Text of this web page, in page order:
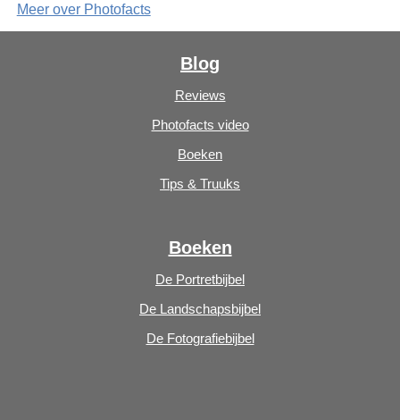
Meer over Photofacts
Blog
Reviews
Photofacts video
Boeken
Tips & Truuks
Boeken
De Portretbijbel
De Landschapsbijbel
De Fotografiebijbel